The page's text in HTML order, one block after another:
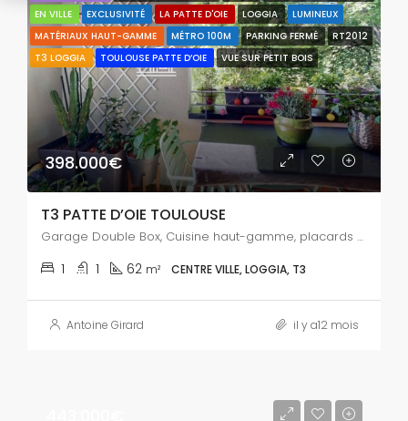
EN VILLE
EXCLUSIVITÉ LA PATTE D'OIE LOGGIA
LUMINEUX
MATÉRIAUX HAUT-GAMME
MÉTRO 100M PARKING FERMÉ
RT2012
T3 LOGGIA
TOULOUSE PATTE D’OIE VUE SUR PETIT BOIS
398.000€
T3 PATTE D’OIE TOULOUSE
Garage Double Box, Cuisine haut-gamme, placards sur mesure
1 1 62 m² CENTRE VILLE, LOGGIA, T3
Antoine Girard il y a12 mois